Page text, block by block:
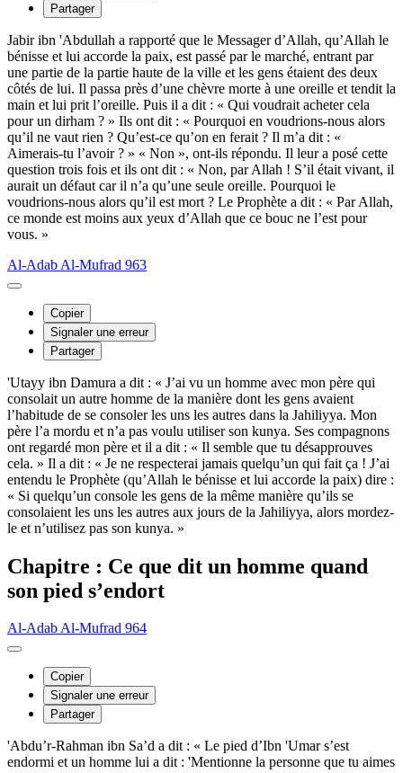
Partager
Jabir ibn 'Abdullah a rapporté que le Messager d’Allah, qu’Allah le
bénisse et lui accorde la paix, est passé par le marché, entrant par
une partie de la partie haute de la ville et les gens étaient des deux
côtés de lui. Il passa près d’une chèvre morte à une oreille et tendit la
main et lui prit l’oreille. Puis il a dit : « Qui voudrait acheter cela
pour un dirham ? » Ils ont dit : « Pourquoi en voudrions-nous alors
qu’il ne vaut rien ? Qu’est-ce qu’on en ferait ? Il m’a dit : «
Aimerais-tu l’avoir ? » « Non », ont-ils répondu. Il leur a posé cette
question trois fois et ils ont dit : « Non, par Allah ! S’il était vivant, il
aurait un défaut car il n’a qu’une seule oreille. Pourquoi le
voudrions-nous alors qu’il est mort ? Le Prophète a dit : « Par Allah,
ce monde est moins aux yeux d’Allah que ce bouc ne l’est pour
vous. »
Al-Adab Al-Mufrad 963
Copier
Signaler une erreur
Partager
'Utayy ibn Damura a dit : « J’ai vu un homme avec mon père qui
consolait un autre homme de la manière dont les gens avaient
l’habitude de se consoler les uns les autres dans la Jahiliyya. Mon
père l’a mordu et n’a pas voulu utiliser son kunya. Ses compagnons
ont regardé mon père et il a dit : « Il semble que tu désapprouves
cela. » Il a dit : « Je ne respecterai jamais quelqu’un qui fait ça ! J’ai
entendu le Prophète (qu’Allah le bénisse et lui accorde la paix) dire :
« Si quelqu’un console les gens de la même manière qu’ils se
consolaient les uns les autres aux jours de la Jahiliyya, alors mordez-
le et n’utilisez pas son kunya. »
Chapitre : Ce que dit un homme quand
son pied s’endort
Al-Adab Al-Mufrad 964
Copier
Signaler une erreur
Partager
'Abdu’r-Rahman ibn Sa’d a dit : « Le pied d’Ibn 'Umar s’est
endormi et un homme lui a dit : 'Mentionne la personne que tu aimes